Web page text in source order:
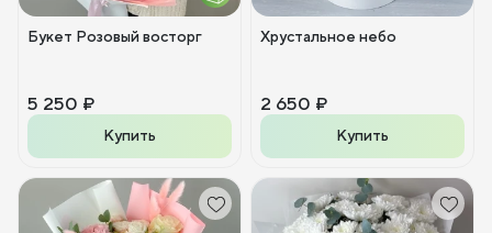
Букет Розовый восторг
5 250 ₽
Купить
Хрустальное небо
2 650 ₽
Купить